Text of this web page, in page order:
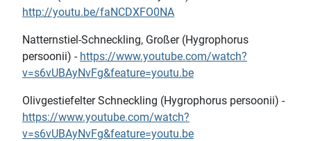
http://youtu.be/faNCDXFO0NA
Natternstiel-Schneckling, Großer (Hygrophorus
persoonii) - https://www.youtube.com/watch?
v=s6vUBAyNvFg&feature=youtu.be
Olivgestiefelter Schneckling (Hygrophorus persoonii) -
https://www.youtube.com/watch?
v=s6vUBAyNvFg&feature=youtu.be